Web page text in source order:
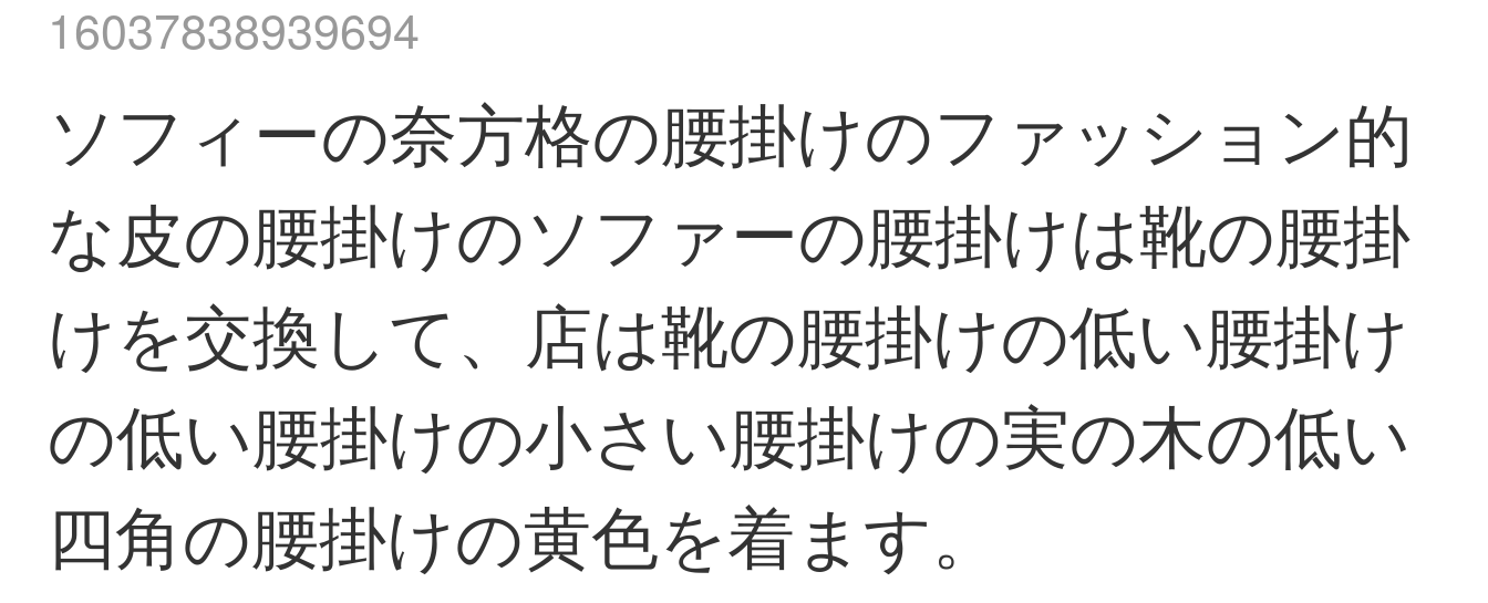
16037838939694
ソフィーの奈方格の腰掛けのファッション的
な皮の腰掛けのソファーの腰掛けは靴の腰掛
けを交換して、店は靴の腰掛けの低い腰掛け
の低い腰掛けの小さい腰掛けの実の木の低い
四角の腰掛けの黄色を着ます。